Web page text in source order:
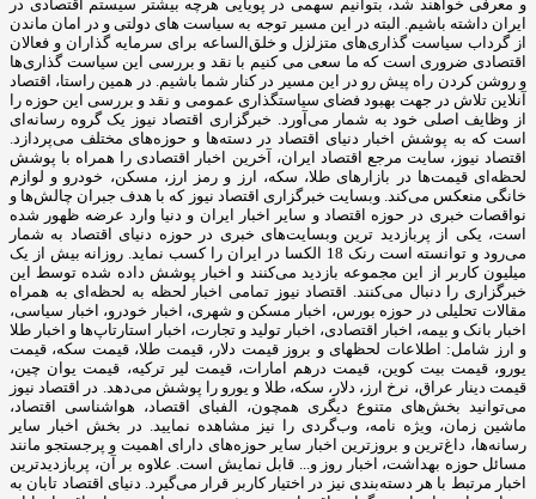
و معرفی خواهند شد، بتوانیم سهمی در پویایی هرچه بیشتر سیستم اقتصادی در
ایران داشته باشیم. البته در این مسیر توجه به سیاست های دولتی و در امان ماندن
از گرداب سیاست گذاری‌های متزلزل و خلق‌الساعه برای سرمایه گذاران و فعالان
اقتصادی ضروری است که ما سعی می کنیم با نقد و بررسی این سیاست گذاری‌ها
و روشن کردن راه پیش رو در این مسیر در کنار شما باشیم. در همین راستا، اقتصاد
آنلاین تلاش در جهت بهبود فضای سیاستگذاری عمومی و نقد و بررسی این حوزه را
از وظایف اصلی خود به شمار می‌آورد. خبرگزاری اقتصاد نیوز یک گروه رسانه‌ای
است که به پوشش اخبار دنیای اقتصاد در دسته‌ها و حوزه‌های مختلف می‌پردازد.
اقتصاد نیوز، سایت مرجع اقتصاد ایران، آخرین اخبار اقتصادی را همراه با پوشش
لحظه‌ای قیمت‌ها در بازارهای طلا، سکه، ارز و رمز ارز، مسکن، خودرو و لوازم
خانگی منعکس می‌کند. وبسایت خبرگزاری اقتصاد نیوز که با هدف جبران چالش‌ها و
نواقصات خبری در حوزه اقتصاد و سایر اخبار ایران و دنیا وارد عرضه ظهور شده
است، یکی از پربازدید ترین وبسایت‌های خبری در حوزه دنیای اقتصاد به شمار
می‌رود و توانسته است رنک 18 الکسا در ایران را کسب نماید. روزانه بیش از یک
میلیون کاربر از این مجموعه بازدید می‌کنند و اخبار پوشش داده شده توسط این
خبرگزاری را دنبال می‌کنند. اقتصاد نیوز تمامی اخبار لحظه به لحظه‌ای به همراه
مقالات تحلیلی در حوزه بورس، اخبار مسکن و شهری، اخبار خودرو، اخبار سیاسی،
اخبار بانک و بیمه، اخبار اقتصادی، اخبار تولید و تجارت، اخبار استارتاپ‌ها و اخبار طلا
و ارز شامل: اطلاعات لحظهای و بروز قیمت دلار، قیمت طلا، قیمت سکه، قیمت
یورو، قیمت بیت کوین، قیمت درهم امارات، قیمت لیر ترکیه، قیمت یوان چین،
قیمت دینار عراق، نرخ ارز، دلار، سکه، طلا و یورو را پوشش می‌دهد. در اقتصاد نیوز
می‌توانید بخش‌های متنوع دیگری همچون، الفبای اقتصاد، هواشناسی اقتصاد،
ماشین زمان، ویژه نامه، وب‌گردی را نیز مشاهده نمایید. در بخش اخبار سایر
رسانه‌ها، داغ‌ترین و بروزترین اخبار سایر حوزه‌های دارای اهمیت و پرجستجو مانند
مسائل حوزه بهداشت، اخبار روز و... قابل نمایش است. علاوه بر آن، پربازدیدترین
اخبار مرتبط با هر دسته‌بندی نیز در اختیار کاربر قرار می‌گیرد. دنیای اقتصاد تابان به